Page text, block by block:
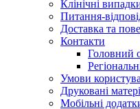
Клінічні
Питання-
Доставка та
Контакти
Головний
Умови
Друковані
Мобільні